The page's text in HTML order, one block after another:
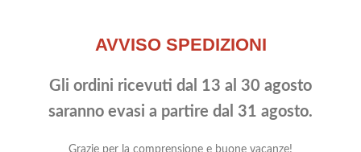
AVVISO SPEDIZIONI
Gli ordini ricevuti dal 13 al 30 agosto
saranno evasi a partire dal 31 agosto.
Grazie per la comprensione e buone vacanze!